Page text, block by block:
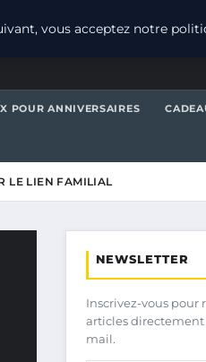
POUR ANNIVERSAIRES
LE LIEN FAMILIAL
NEWSLETTER
Inscrivez-vous pour
articles
mail.
vous acceptez notre